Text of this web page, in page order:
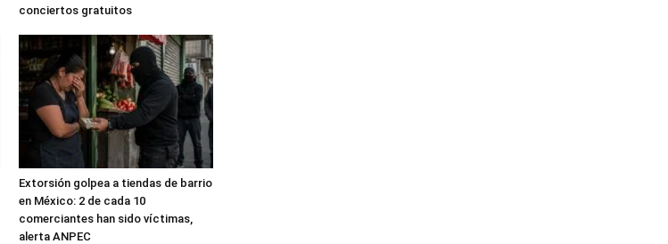
conciertos gratuitos
Extorsión golpea a tiendas de barrio
en México: 2 de cada 10
comerciantes han sido víctimas,
alerta ANPEC